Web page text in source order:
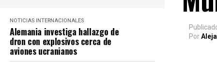
NOTICIAS INTERNACIONALES
Alemania investiga hallazgo de
dron con explosivos cerca de
aviones ucranianos
Por